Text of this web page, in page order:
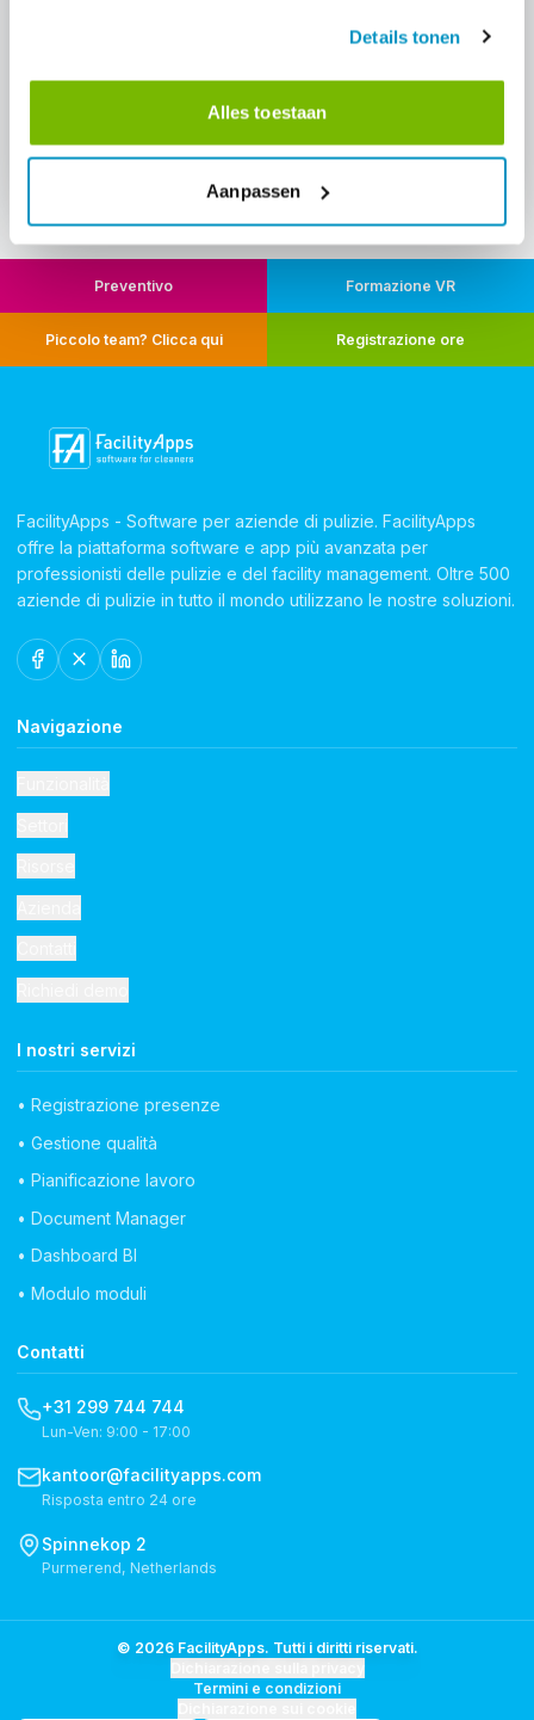
Details tonen
Alles toestaan
Aanpassen
your cleaning company.
Contact us
Preventivo Formazione VR
Piccolo team? Clicca qui Registrazione ore
FacilityApps - Software per aziende di pulizie. FacilityApps
offre la piattaforma software e app più avanzata per
professionisti delle pulizie e del facility management. Oltre 500
aziende di pulizie in tutto il mondo utilizzano le nostre soluzioni.
Navigazione
I nostri servizi
• Registrazione presenze
• Gestione qualità
• Pianificazione lavoro
• Document Manager
• Dashboard BI
• Modulo moduli
Contatti
+31 299 744 744
Lun-Ven: 9:00 - 17:00
kantoor@facilityapps.com
Risposta entro 24 ore
Spinnekop 2
Purmerend, Netherlands
© 2026 FacilityApps. Tutti i diritti riservati.
Termini e condizioni